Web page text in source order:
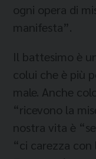
ogni opera di
manifesta”.
Il battesimo è
colui che è più
male. Anche
“ricevono la
nostra vita è
“ci carezza con